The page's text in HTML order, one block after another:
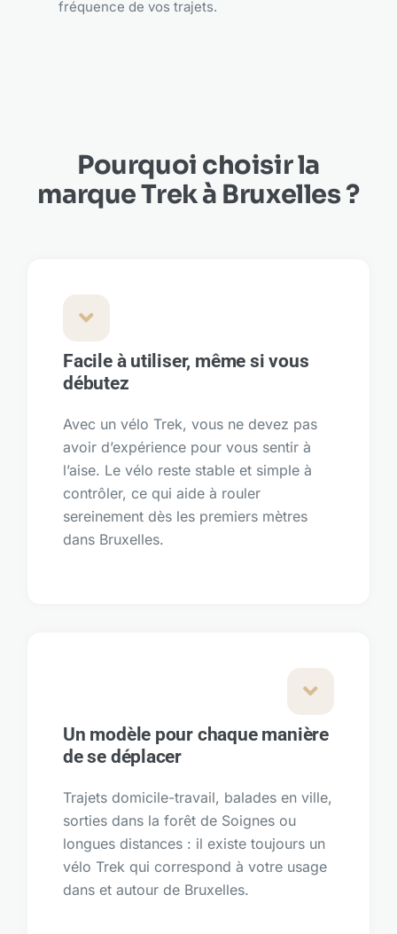
fréquence de vos trajets.
Pourquoi choisir la
marque Trek à Bruxelles ?
Facile à utiliser, même si vous
débutez
Avec un vélo Trek, vous ne devez pas
avoir d’expérience pour vous sentir à
l’aise. Le vélo reste stable et simple à
contrôler, ce qui aide à rouler
sereinement dès les premiers mètres
dans Bruxelles.
Un modèle pour chaque manière
de se déplacer
Trajets domicile-travail, balades en ville,
sorties dans la forêt de Soignes ou
longues distances : il existe toujours un
vélo Trek qui correspond à votre usage
dans et autour de Bruxelles.